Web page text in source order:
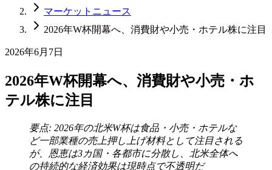
マーケットニュース
2026年W杯開幕へ、消費財や小売・ホテル株に注目
2026年6月7日
2026年W杯開幕へ、消費財や小売・ホ
テル株に注目
要点: 2026年の北米W杯は食品・小売・ホテルな
ど一部業種の売上押し上げ材料として注目される
が、恩恵は3カ国・各都市に分散し、北米全体へ
の持続的な経済効果は現時点で不透明だ